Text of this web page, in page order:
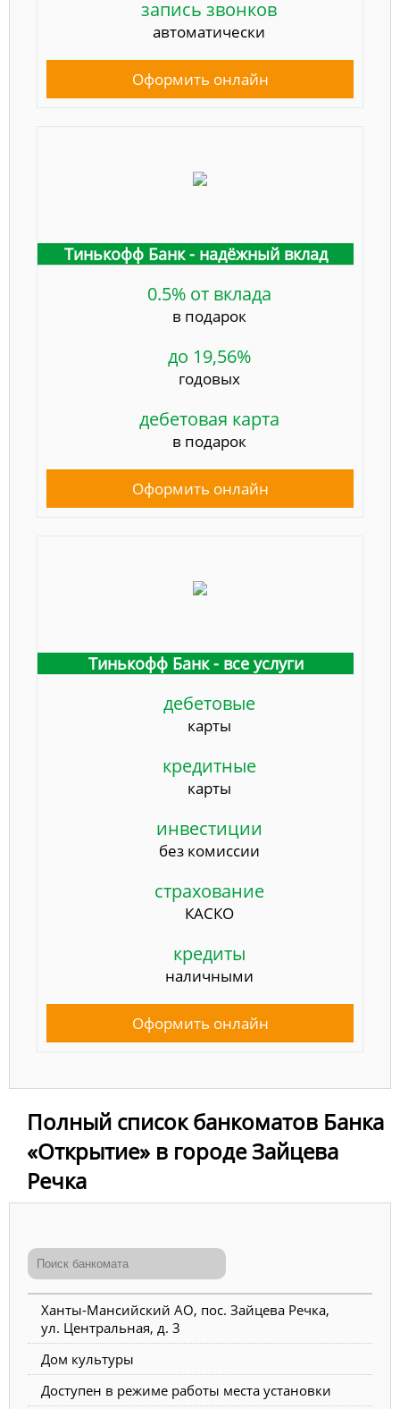
запись звонков
автоматически
Оформить онлайн
Тинькофф Банк - надёжный вклад
0.5% от вклада
в подарок
до 19,56%
годовых
дебетовая карта
в подарок
Оформить онлайн
Тинькофф Банк - все услуги
дебетовые
карты
кредитные
карты
инвестиции
без комиссии
страхование
КАСКО
кредиты
наличными
Оформить онлайн
Полный список банкоматов Банка
«Открытие» в городе Зайцева
Речка
Ханты-Мансийский АО, пос. Зайцева Речка,
ул. Центральная, д. 3
Дом культуры
Доступен в режиме работы места установки